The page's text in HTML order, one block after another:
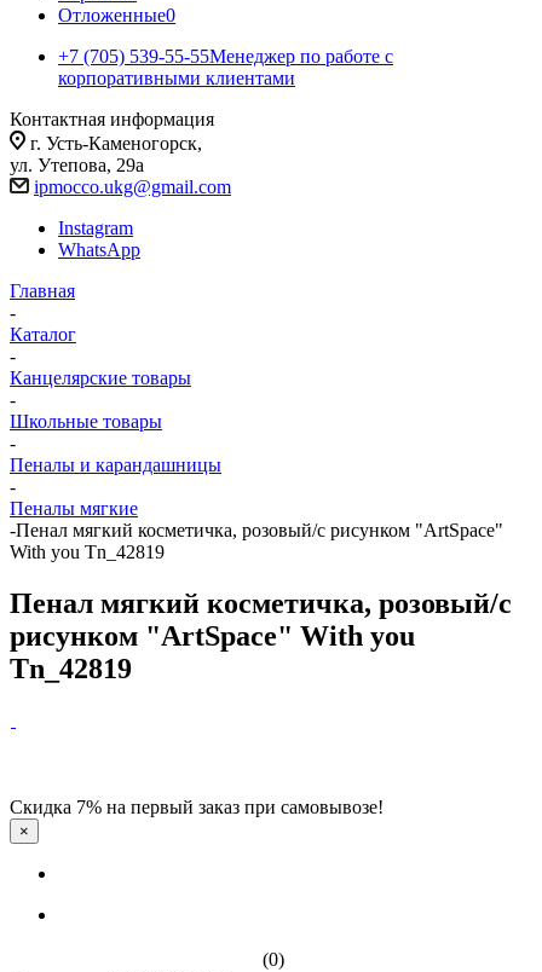
Отложенные0
+7 (705) 539-55-55Менеджер по работе с
корпоративными клиентами
Контактная информация
г. Усть-Каменогорск,
ул. Утепова, 29а
ipmocco.ukg@gmail.com
Instagram
WhatsApp
Главная
-
Каталог
-
Канцелярские товары
-
Школьные товары
-
Пеналы и карандашницы
-
Пеналы мягкие
-Пенал мягкий косметичка, розовый/с рисунком "ArtSpace"
With you Tn_42819
Пенал мягкий косметичка, розовый/с
рисунком "ArtSpace" With you
Tn_42819
Скидка 7% на первый заказ при самовывозе!
×
(0)